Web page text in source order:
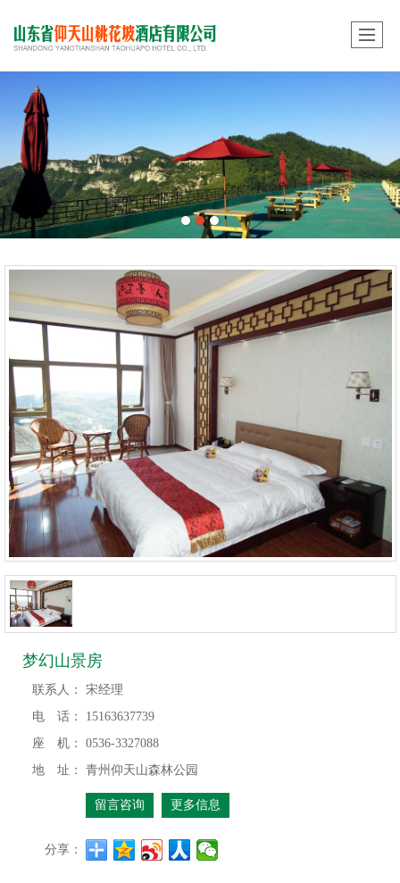
梦幻山景房
联系人：
宋经理
电 话：
15163637739
座 机：
0536-3327088
地 址：
青州仰天山森林公园
留言咨询 更多信息
分享：